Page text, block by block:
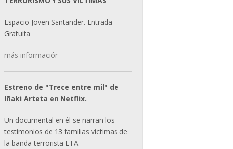
Espacio Joven Santander. Entrada
Gratuita
más información
Estreno de "Trece entre mil" de
Iñaki Arteta en Netflix.
Un documental en él se narran los
testimonios de 13 familias víctimas de
la banda terrorista ETA.